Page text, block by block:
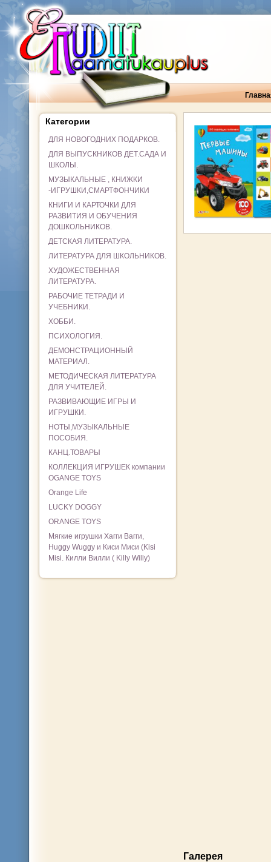
Категории
ДЛЯ НОВОГОДНИХ ПОДАРКОВ.
ДЛЯ ВЫПУСКНИКОВ ДЕТ.САДА И
ШКОЛЫ.
МУЗЫКАЛЬНЫЕ , КНИЖКИ
-ИГРУШКИ,СМАРТФОНЧИКИ
КНИГИ И КАРТОЧКИ ДЛЯ
РАЗВИТИЯ И ОБУЧЕНИЯ
ДОШКОЛЬНИКОВ.
ДЕТСКАЯ ЛИТЕРАТУРА.
ЛИТЕРАТУРА ДЛЯ ШКОЛЬНИКОВ.
ХУДОЖЕСТВЕННАЯ
ЛИТЕРАТУРА.
РАБОЧИЕ ТЕТРАДИ И
УЧЕБНИКИ.
ХОББИ.
ПСИХОЛОГИЯ.
ДЕМОНСТРАЦИОННЫЙ
МАТЕРИАЛ.
МЕТОДИЧЕСКАЯ ЛИТЕРАТУРА
ДЛЯ УЧИТЕЛЕЙ.
РАЗВИВАЮЩИЕ ИГРЫ И
ИГРУШКИ.
НОТЫ,МУЗЫКАЛЬНЫЕ
ПОСОБИЯ.
КАНЦ.ТОВАРЫ
КОЛЛЕКЦИЯ ИГРУШЕК компании
OGANGE TOYS
Orange Life
LUCKY DOGGY
ORANGE TOYS
Мягкие игрушки Хагги Вагги,
Huggy Wuggy и Киси Миси (Kisi
Misi. Килли Вилли ( Killy Willy)
Галерея